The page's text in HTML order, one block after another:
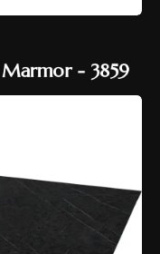
- 3859